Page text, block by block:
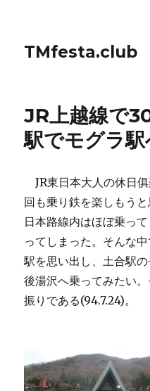
TMfesta.club
JR上越線で
駅でモグラ駅
JR東日本大人の休日
回も乗り鉄を楽しもう
日本路線内はほぼ乗っ
ってしまった。そんな
駅を思い出し、土合駅
後湯沢へ乗ってみたい
振りである(94.7.24)。